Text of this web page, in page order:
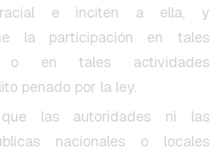
racial e inciten a ella, y
la participación en tales
o en tales actividades
penado por la ley.
las autoridades ni las
nacionales o locales